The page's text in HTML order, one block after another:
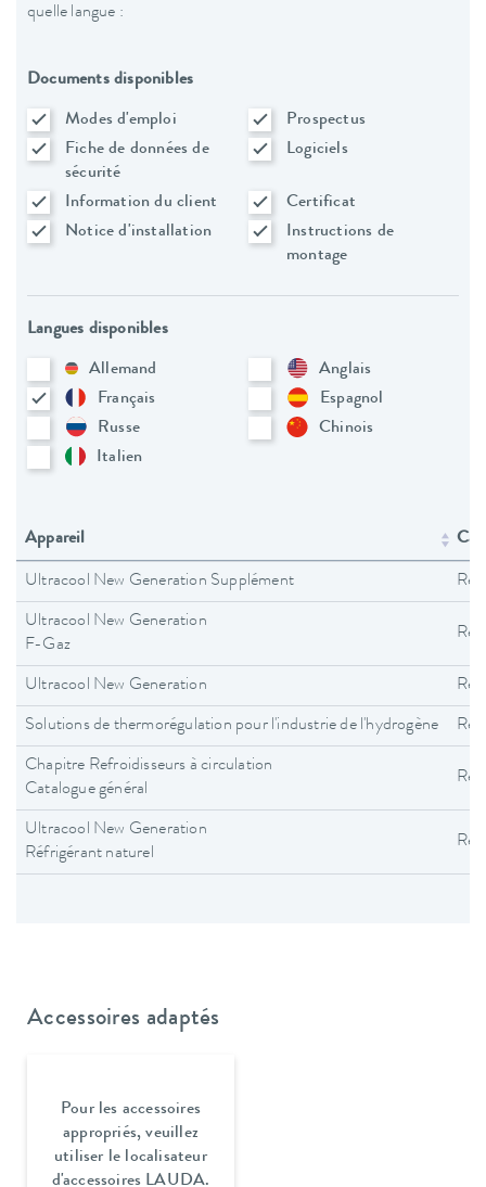
quelle langue :
Documents disponibles
Modes d'emploi
Prospectus
Fiche de données de
sécurité
Logiciels
Information du client
Certificat
Notice d'installation
Instructions de
montage
Langues disponibles
Allemand
Anglais
Français
Espagnol
Russe
Chinois
Italien
Appareil
Ultracool New Generation Supplément
Ultracool New Generation
F-Gaz
Ultracool New Generation
Solutions de thermorégulation pour l'industrie de l'hydrogène
Chapitre Refroidisseurs à circulation
Catalogue général
Ultracool New Generation
Réfrigérant naturel
Accessoires adaptés
Pour les accessoires
appropriés, veuillez
utiliser le localisateur
d'accessoires LAUDA.